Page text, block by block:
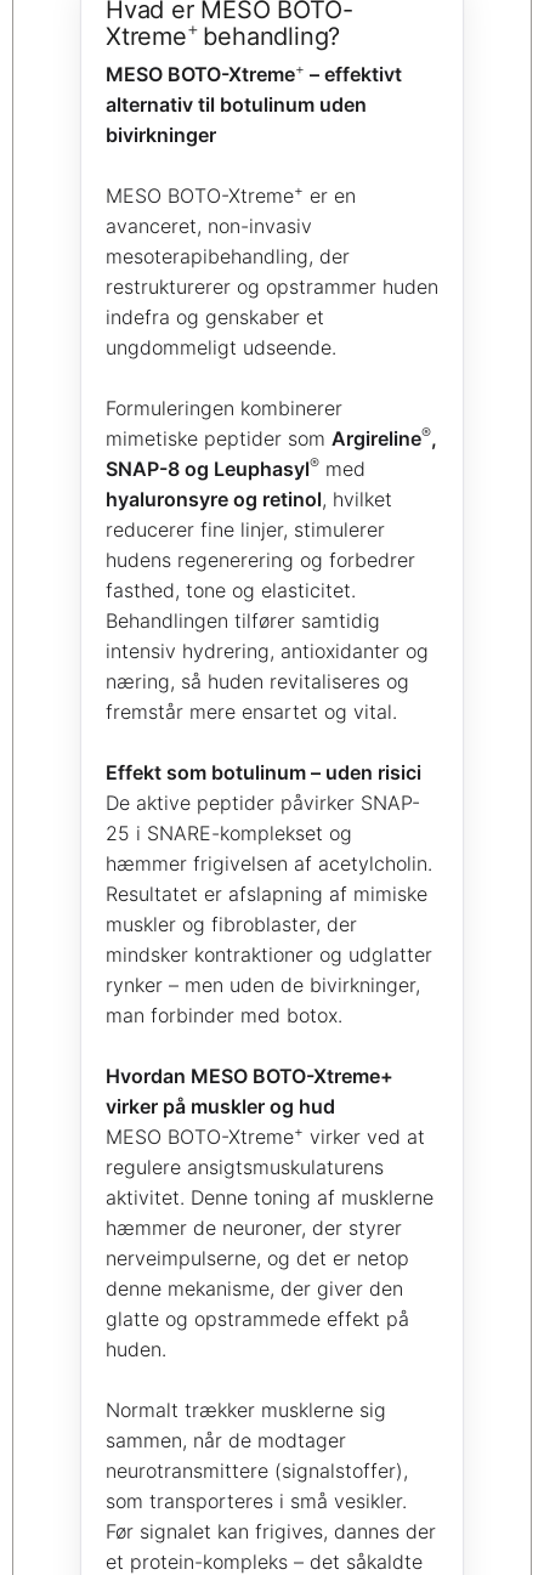
Hvad er MESO BOTO-
Xtreme+ behandling?
MESO BOTO-Xtreme+ – effektivt
alternativ til botulinum uden
bivirkninger
MESO BOTO-Xtreme+ er en
avanceret, non-invasiv
mesoterapibehandling, der
restrukturerer og opstrammer huden
indefra og genskaber et
ungdommeligt udseende.
Formuleringen kombinerer
mimetiske peptider som Argireline®,
SNAP-8 og Leuphasyl® med
hyaluronsyre og retinol, hvilket
reducerer fine linjer, stimulerer
hudens regenerering og forbedrer
fasthed, tone og elasticitet.
Behandlingen tilfører samtidig
intensiv hydrering, antioxidanter og
næring, så huden revitaliseres og
fremstår mere ensartet og vital.
Effekt som botulinum – uden risici
De aktive peptider påvirker SNAP-
25 i SNARE-komplekset og
hæmmer frigivelsen af acetylcholin.
Resultatet er afslapning af mimiske
muskler og fibroblaster, der
mindsker kontraktioner og udglatter
rynker – men uden de bivirkninger,
man forbinder med botox.
Hvordan MESO BOTO-Xtreme+
virker på muskler og hud
MESO BOTO-Xtreme+ virker ved at
regulere ansigtsmuskulaturens
aktivitet. Denne toning af musklerne
hæmmer de neuroner, der styrer
nerveimpulserne, og det er netop
denne mekanisme, der giver den
glatte og opstrammede effekt på
huden.
Normalt trækker musklerne sig
sammen, når de modtager
neurotransmittere (signalstoffer),
som transporteres i små vesikler.
Før signalet kan frigives, dannes der
et protein-kompleks – det såkaldte